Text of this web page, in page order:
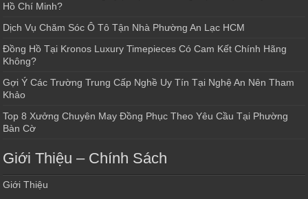
Hồ Chí Minh?
Dịch Vụ Chăm Sóc Ô Tô Tận Nhà Phường An Lạc HCM
Đồng Hồ Tại Kronos Luxury Timepieces Có Cam Kết Chính Hãng
Không?
Gợi Ý Các Trường Trung Cấp Nghề Uy Tín Tại Nghệ An Nên Tham
Khảo
Top 8 Xưởng Chuyên May Đồng Phục Theo Yêu Cầu Tại Phường
Bàn Cờ
Giới Thiệu – Chính Sách
Giới Thiệu